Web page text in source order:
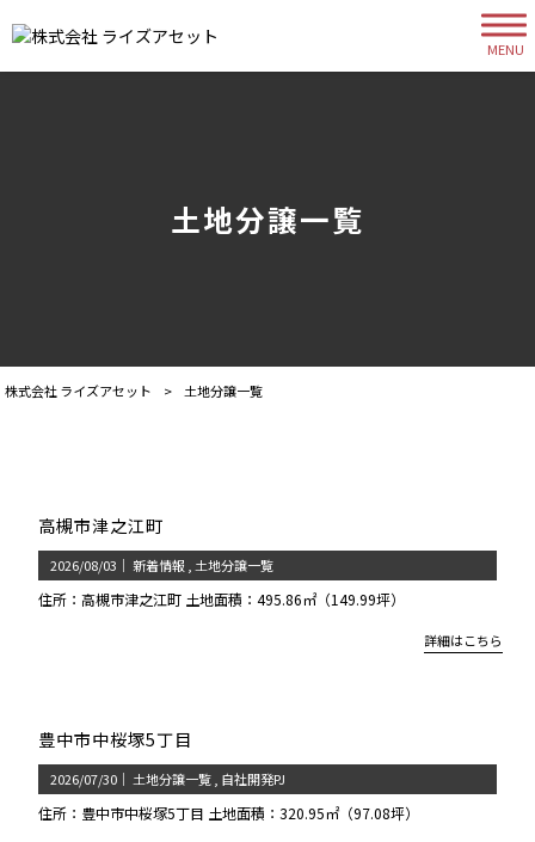
MENU
土地分譲一覧
株式会社 ライズアセット > 土地分譲一覧
高槻市津之江町
2026/08/03 ｜ 新着情報 土地分譲一覧
住所：高槻市津之江町 土地面積：495.86㎡（149.99坪）
詳細はこちら
豊中市中桜塚5丁目
2026/07/30 ｜ 土地分譲一覧 自社開発PJ
住所：豊中市中桜塚5丁目 土地面積：320.95㎡（97.08坪）